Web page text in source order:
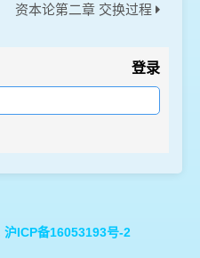
资本论第二章 交换过程
登录
沪ICP备16053193号-2